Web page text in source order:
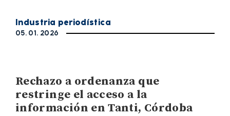
Industria periodística
05. 01. 2026
Rechazo a ordenanza que
restringe el acceso a la
información en Tanti, Córdoba